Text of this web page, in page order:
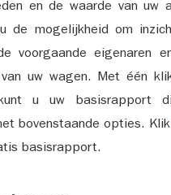
en de waarde van uw
de mogelijkheid om
voorgaande eigenaren
uw wagen. Met één
u uw basisrapport
bovenstaande opties. Klik
basisrapport.